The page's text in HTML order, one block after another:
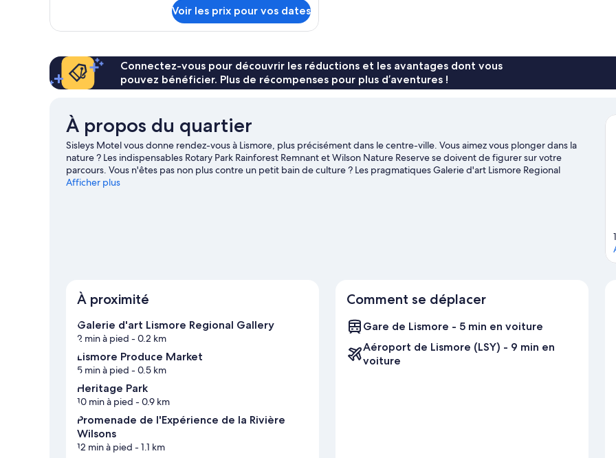
balcon,
ville
le
chambre
Chambre
Triple
balcon,
Voir les prix pour vos dates
Connectez-vous pour découvrir les réductions et les avantages dont vous
pouvez bénéficier. Plus de récompenses pour plus d’aventures !
À propos du quartier
Sisleys Motel vous donne rendez-vous à Lismore, plus précisément dans le centre-ville. Vous aimez vous plonger dans la
nature ? Les indispensables Rotary Park Rainforest Remnant et Wilson Nature Reserve se doivent de figurer sur votre
parcours. Vous n'êtes pas non plus contre un petit bain de culture ? Les pragmatiques Galerie d'art Lismore Regional
Gallery et The Channon Gallery sauront vous ravir ! Les agréables Lismore Showgrounds et Lismore Rainforest Botanic
Afficher plus
À proximité
Galerie d'art Lismore Regional Gallery
2 min à pied - 0.2 km
Lismore Produce Market
5 min à pied - 0.5 km
Heritage Park
10 min à pied - 0.9 km
Promenade de l'Expérience de la Rivière
Wilsons
12 min à pied - 1.1 km
Comment se déplacer
Gare de Lismore - 5 min en voiture
Aéroport de Lismore (LSY) - 9 min en
voiture